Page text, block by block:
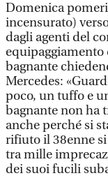
Domenica
incensurato)
dagli agenti del
equipaggiamento
bagnante
Mercedes:
poco, un tuffo e
bagnante non ha
anche perché si
rifiuto il 38enne
tra mille
dei suoi fucili